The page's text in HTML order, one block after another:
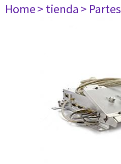
Home> tienda> Partes